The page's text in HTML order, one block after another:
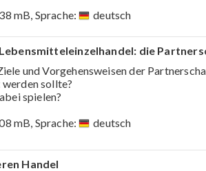
mB, Sprache:
deutsch
die
und Vorgehensweisen der
sollte?
spielen?
mB, Sprache:
deutsch
Handel